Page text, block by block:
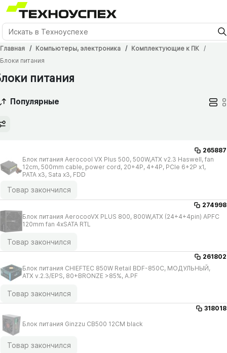
Главная Компьютеры, электроника
Комплектующие к ПК
Блоки питания
питания
Популярные
265887
Блок питания Aerocool VX Plus 500, 500W,ATX v2.3 Haswell, fan
12cm, 500mm cable, power cord, 20+4P, 4+4P, PCIe 6+2P x1,
PATA x3, Sata x3, FDD
Товар закончился
274998
Блок питания AerocooVX PLUS 800, 800W,ATX (24+4+4pin) APFC
120mm fan 4xSATA RTL
Товар закончился
261802
Блок питания CHIEFTEC 850W Retail BDF-850C, МОДУЛЬНЫЙ,
ATX v.2.3/​EPS, 80+BRONZE >85%, A.PF
Товар закончился
318018
Блок питания Ginzzu CB500 12CM black
Товар закончился